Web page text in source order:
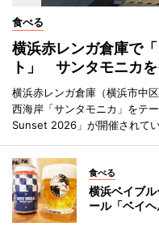
食べる
横浜赤レンガ倉庫で
ト」 サンタモニカ
横浜赤レンガ倉庫（横浜市中
西海岸「サンタモニカ」をテ
Sunset 2026」が開催されてい
食べる
横浜ベイブ
ール「ベイヘ